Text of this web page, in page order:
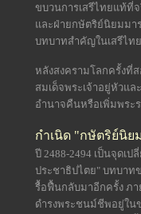
ขบวนการเสรีไทยแท้ที่
และฝ่ายกษัตริย์นิยมมา
บทบาทสำคัญในเสรีไท
หลังสงครามโลกครั้งที่
สมเด็จพระเจ้าอยู่หัวแ
อำนาจคืนหรือเพิ่มพระ
กำเนิด "กษัตริย์นิย
ปี 2488-2494 เป็นจุดเ
ประชาธิปไตย" บทบาท
รื้อฟื้นกลับมาอีกครั้ง ภา
ดำรงพระชนม์ชีพอยู่ใน